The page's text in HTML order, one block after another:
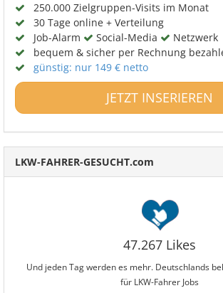
250.000 Zielgruppen-Visits im Monat
30 Tage online + Verteilung
Job-Alarm
Social-Media
Netzwerk
bequem & sicher per Rechnung
günstig: nur 149 € netto
JETZT INSERIEREN
LKW-FAHRER-GESUCHT.com
47.267 Likes
Und jeden Tag werden es mehr. Deutschlands
für LKW-Fahrer Jobs